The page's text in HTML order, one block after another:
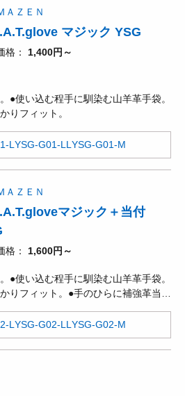
金属部分を分別する手間がかかりませ
ト設計で、作業のしやすさを追求。
ズに行え、安全性向上に寄与します。
ＡＺＥＮ
マジック YSG
格 1,400円～
●使い込む程手に馴染む山羊革手袋。
りフィット。
L YSG-G01-LL YSG-G01-M
ＡＺＥＮ
マジック＋当付
格 1,600円～
●使い込む程手に馴染む山羊革手袋。
りフィット。●手のひらに補強革当
L YSG-G02-LL YSG-G02-M